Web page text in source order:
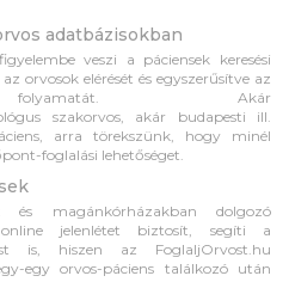
adatbázisokban
veszi a páciensek keresési
orvosok elérését és egyszerűsítve az
folyamatát. Akár
szakorvos, akár budapesti ill.
arra törekszünk, hogy minél
foglalási lehetőséget.
magánkórházakban dolgozó
online jelenlétet biztosít, segíti a
is, hiszen az FoglaljOrvost.hu
egy orvos-páciens találkozó után